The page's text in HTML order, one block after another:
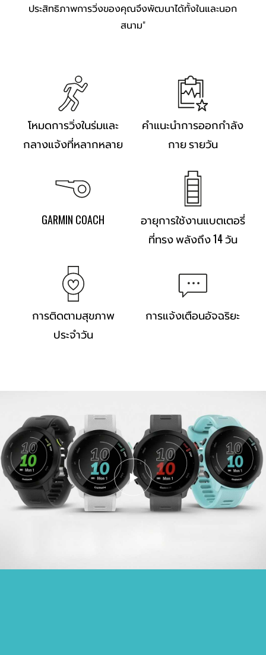
ประสิทธิภาพการวิ่งของคุณจึงพัฒนาได้ทั้งในและนอก
สนาม"
โหมดการวิ่งในร่มและ
กลางแจ้งที่หลากหลาย
คำแนะนำการออกกำลัง
กาย รายวัน
GARMIN COACH
อายุการใช้งานแบตเตอรี่
ที่ทรง พลังถึง 14 วัน
การติดตามสุขภาพ
ประจำวัน
การแจ้งเตือนอัจฉริยะ